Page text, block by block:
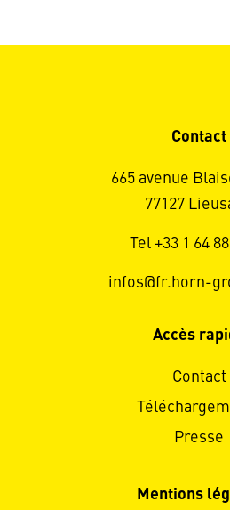
Contact
665 avenue
77127
Tel +33 1 64
infos@fr.horn-
Accès
Contact
Presse
Mentions